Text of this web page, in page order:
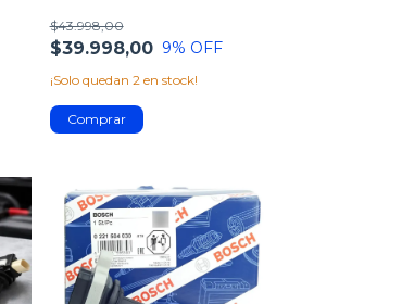
$39.998,00
$43.998,00
9% OFF
¡Solo quedan 2 en stock!